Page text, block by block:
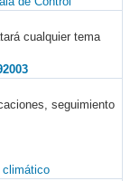
cualquier tema
seguimiento
climático